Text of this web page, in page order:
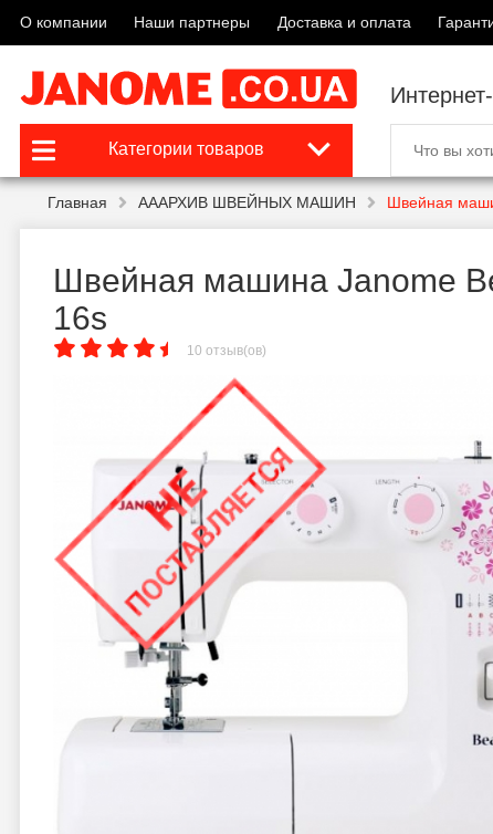
О компании Наши партнеры Доставка и оплата
Категории товаров
Главная АААРХИВ ШВЕЙНЫХ МАШИН Швейная
Швейная машина Janome
16s
10 отзыв(ов)